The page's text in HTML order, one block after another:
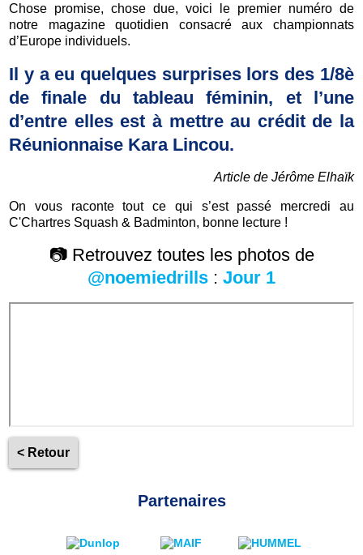
Chose promise, chose due, voici le premier numéro de
notre magazine quotidien consacré aux championnats
d’Europe individuels.
Il y a eu quelques surprises lors des 1/8è
de finale du tableau féminin, et l’une
d’entre elles est à mettre au crédit de la
Réunionnaise Kara Lincou.
Article de Jérôme Elhaïk
On vous raconte tout ce qui s’est passé mercredi au
C'Chartres Squash & Badminton, bonne lecture !
📷 Retrouvez toutes les photos de
@noemiedrills : Jour 1
< Retour
Partenaires